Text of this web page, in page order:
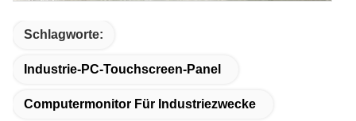
Schlagworte:
Industrie-PC-Touchscreen-Panel
Computermonitor Für Industriezwecke